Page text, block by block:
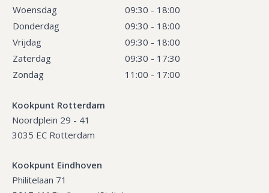
Woensdag
09:30 - 18:00
Donderdag
09:30 - 18:00
Vrijdag
09:30 - 18:00
Zaterdag
09:30 - 17:30
Zondag
11:00 - 17:00
Kookpunt Rotterdam
Noordplein 29 - 41
3035 EC Rotterdam
Kookpunt Eindhoven
Philitelaan 71